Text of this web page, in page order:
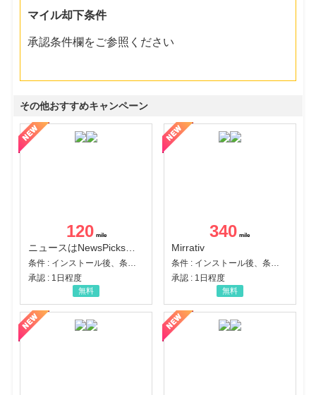
マイル却下条件
承認条件欄をご参照ください
その他おすすめキャンペーン
120
ニュースはNewsPicks｜経済ニュース・就活・ビジネス
条件 : インストール後、条件達成
承認 : 1日程度
無料
340
Mirrativ
条件 : インストール後、条件達成
承認 : 1日程度
無料